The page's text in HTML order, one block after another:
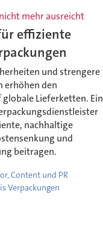
mehr ausreicht
effiziente
und strengere
erhöhen den
Lieferketten. Ein
nachhaltige
und
beitragen.
Content und PR
Verpackungen